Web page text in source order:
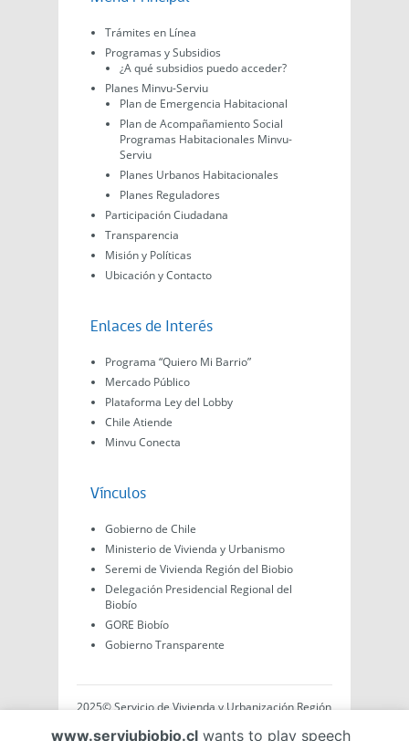
Trámites en Línea
Programas y Subsidios
¿A qué subsidios puedo acceder?
Planes Minvu-Serviu
Plan de Emergencia Habitacional
Plan de Acompañamiento Social
Programas Habitacionales Minvu-
Serviu
Planes Urbanos Habitacionales
Planes Reguladores
Participación Ciudadana
Transparencia
Misión y Políticas
Ubicación y Contacto
Enlaces de Interés
Programa “Quiero Mi Barrio”
Mercado Público
Plataforma Ley del Lobby
Chile Atiende
Minvu Conecta
Vínculos
Gobierno de Chile
Ministerio de Vivienda y Urbanismo
Seremi de Vivienda Región del Biobio
Delegación Presidencial Regional del
Biobío
GORE Biobío
Gobierno Transparente
2025© Servicio de Vivienda y Urbanización Región
Región del Biobío, Chile. Todo el contenido de este
www.serviubiobio.cl wants to play speech